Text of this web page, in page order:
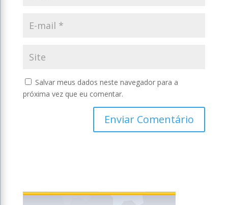
Salvar meus dados neste navegador para a
próxima vez que eu comentar.